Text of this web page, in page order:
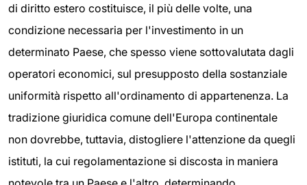
di diritto estero costituisce, il più delle volte, una
condizione necessaria per l'investimento in un
determinato Paese, che spesso viene sottovalutata dagli
operatori economici, sul presupposto della sostanziale
uniformità rispetto all'ordinamento di appartenenza. La
tradizione giuridica comune dell'Europa continentale
non dovrebbe, tuttavia, distogliere l'attenzione da quegli
istituti, la cui regolamentazione si discosta in maniera